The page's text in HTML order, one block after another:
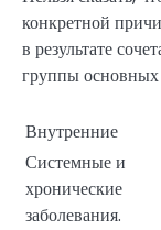
конкретной
в результате
группы
Внутренние
Системные и
хронические
заболевания.